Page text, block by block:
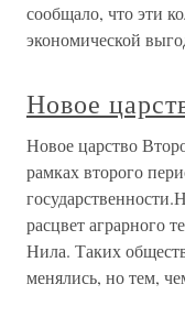
сообщало, что эти
экономической
Новое
Новое царство
рамках второго
расцвет аграрного
Нила. Таких
менялись, но тем,